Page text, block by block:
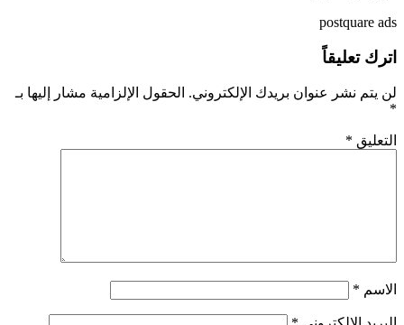
postquare ads
اترك تعليقاً
لن يتم نشر عنوان بريدك الإلكتروني. الحقول الإلزامية مشار إليها بـ
*
التعليق *
الاسم *